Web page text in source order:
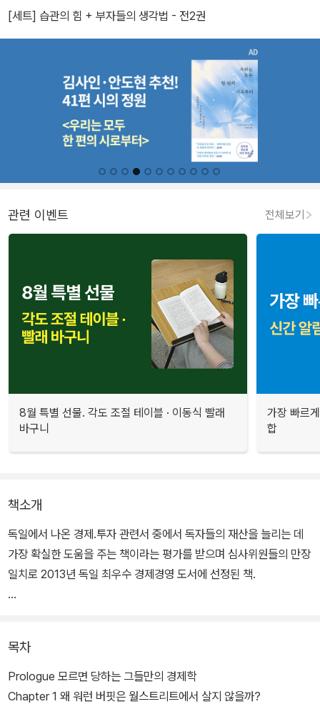
[세트] 습관의 힘 + 부자들의 생각법 - 전2권
관련 이벤트 전체보기
8월 특별 선물. 각도 조절 테이블 · 이동식 빨래
바구니
가장 빠르
합
책소개
독일에서 나온 경제.투자 관련서 중에서 독자들의 재산을 늘리는 데
가장 확실한 도움을 주는 책이라는 평가를 받으며 심사위원들의 만장
일치로 2013년 독일 최우수 경제경영 도서에 선정된 책.
의 비밀을 밝혔다. 똑같은 돈을 벌어도 어떤 사람은 부자가 되고, 어떤
사람은 평범하게 산다.
목차
Prologue 모르면 당하는 그들만의 경제학
Chapter 1 왜 워런 버핏은 월스트리트에서 살지 않을까?